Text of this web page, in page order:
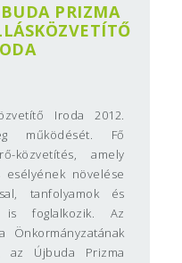
PRIZMA
Iroda 2012.
működését. Fő
közvetítés, amely
növelése
tanfolyamok és
is foglalkozik. Az
Önkormányzatának
az Újbuda Prizma